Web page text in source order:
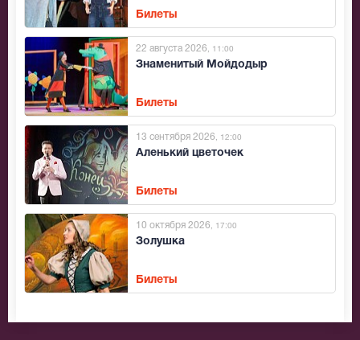
Билеты
Знаменитый Мойдодыр
22 августа 2026 , 11:00
Билеты
Аленький цветочек
13 сентября 2026 , 12:00
Билеты
Золушка
10 октября 2026 , 17:00
Билеты